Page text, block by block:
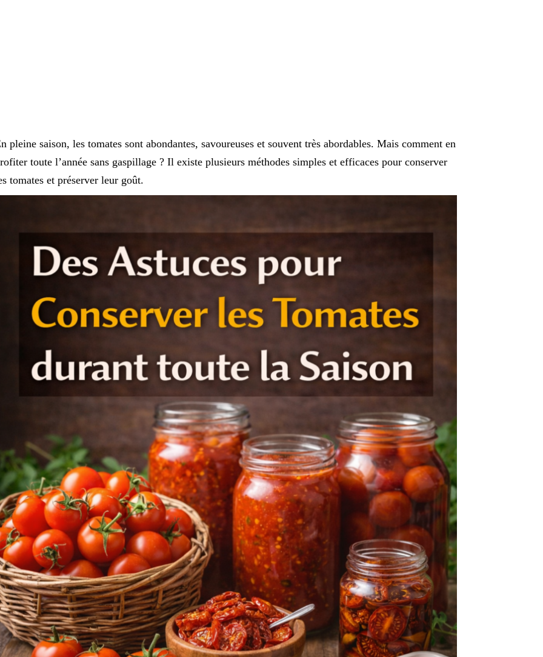
pleine saison, les tomates sont abondantes, savoureuses et souvent très abordables. Mais comment en
toute l’année sans gaspillage ? Il existe plusieurs méthodes simples et efficaces pour conserver
tomates et préserver leur goût.